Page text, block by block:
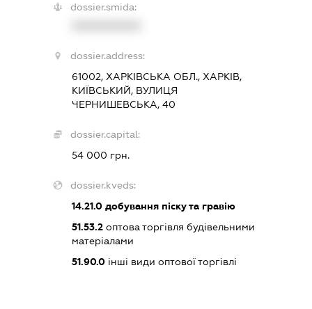
dossier.smida:
dossier.address:
61002, ХАРКІВСЬКА ОБЛ., ХАРКІВ,
КИЇВСЬКИЙ, ВУЛИЦЯ
ЧЕРНИШЕВСЬКА, 40
dossier.capital:
54 000 грн.
dossier.kveds:
14.21.0 добування піску та гравію
51.53.2 оптова торгівля будівельними
матеріалами
51.90.0 інші види оптової торгівлі